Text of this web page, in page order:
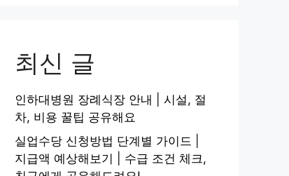
최신 글
인하대병원 장례식장 안내 | 시설, 절
차, 비용 꿀팁 공유해요
실업수당 신청방법 단계별 가이드 |
지급액 예상해보기 | 수급 조건 체크,